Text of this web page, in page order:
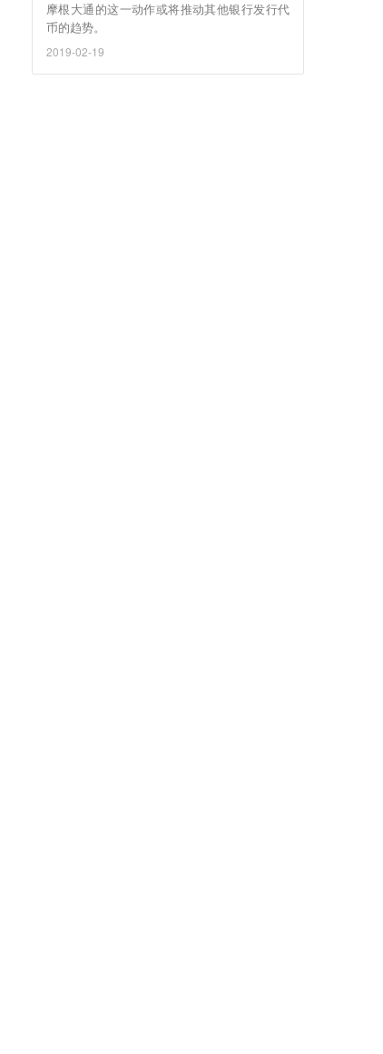
摩根大通的这一动作或将推动其他银行发行代
币的趋势。
2019-02-19